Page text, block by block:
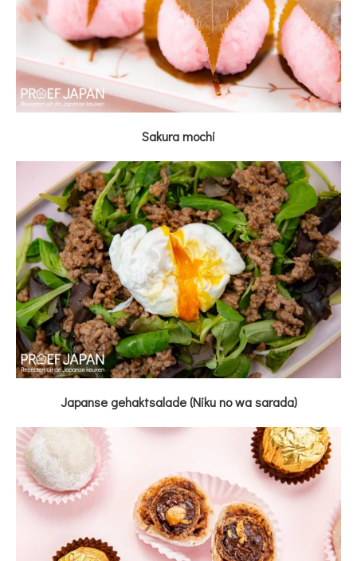
Sakura mochi
Japanse gehaktsalade (Niku no wa sarada)